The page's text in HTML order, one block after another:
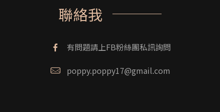
聯絡我
有問題請上FB粉絲團私訊詢問
poppy.poppy17@gmail.com